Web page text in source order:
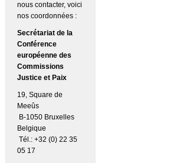
nous contacter, voici
nos coordonnées :
Secrétariat de la
Conférence
européenne des
Commissions
Justice et Paix
19, Square de
Meeûs
B-1050 Bruxelles
Belgique
Tél.: +32 (0) 22 35
05 17